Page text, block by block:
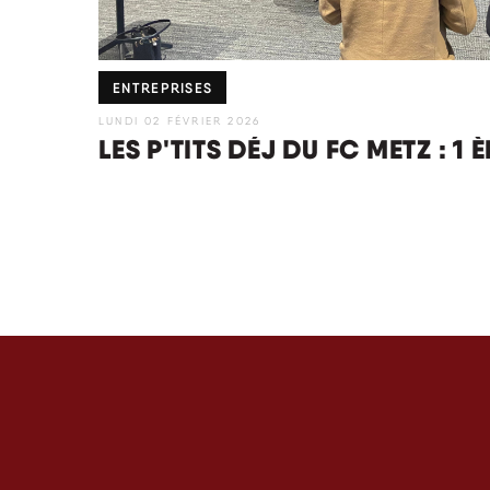
ENTREPRISES
LUNDI 02 FÉVRIER 2026
LES P'TITS DÉJ DU FC METZ : 1